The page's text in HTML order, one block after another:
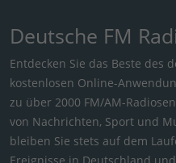
Deutsche FM
Entdecken Sie das Beste des
kostenlosen Online-
zu über 2000 FM/AM-
von Nachrichten, Sport und
bleiben Sie stets auf dem
Ereignisse in Deutschland